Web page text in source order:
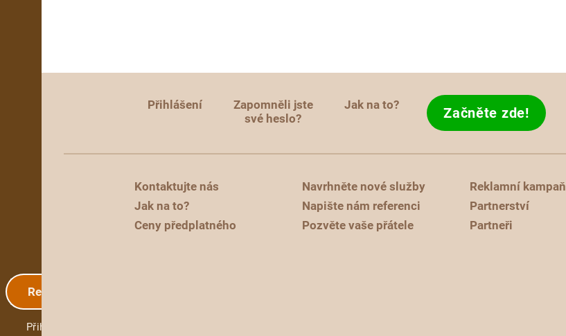
Registrace
Přihlášení
Přihlášení
Zapomněli jste
své heslo?
Jak na to? Začněte zde!
Kontaktujte nás
Jak na to?
Ceny předplatného
Navrhněte nové služby
Napište nám referenci
Pozvěte vaše přátele
Reklamní kampaň
Partnerství
Partneři